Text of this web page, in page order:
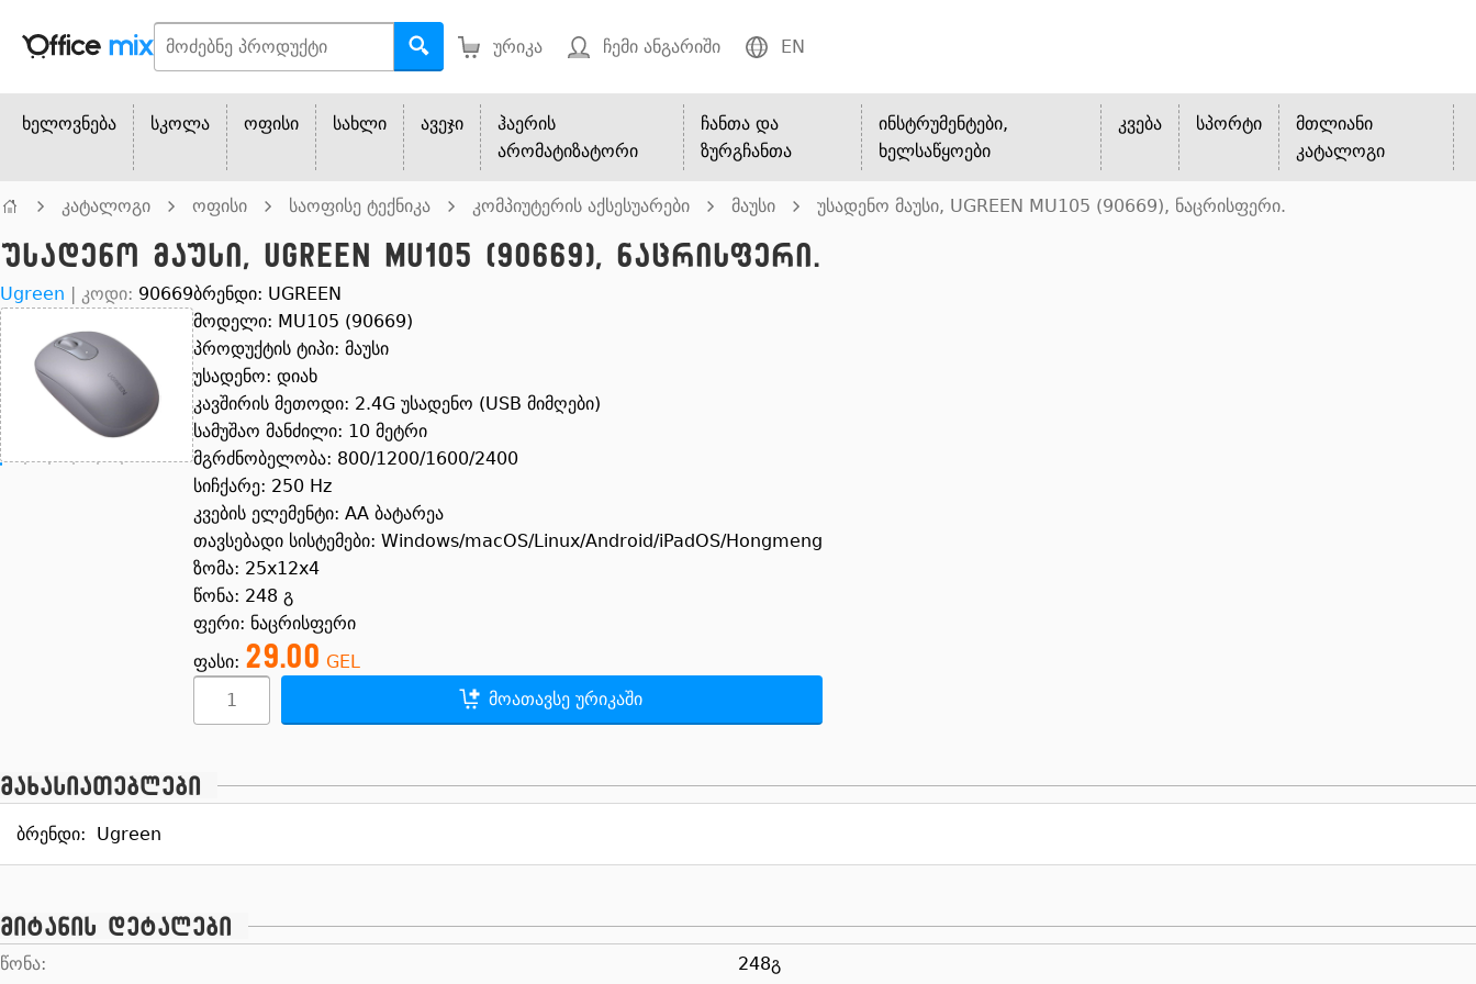
ურიკა ჩემი ანგარიში EN
ხელოვნება სკოლა ოფისი სახლი ავეჯი
ჰაერის
არომატიზატორი
ჩანთა და
ზურგჩანთა
ინსტრუმენტები,
ხელსაწყოები
კვება სპორტი
მთლიანი
კატალოგი
კატალოგი ოფისი საოფისე ტექნიკა კომპიუტერის აქსესუარები მაუსი უსადენო მაუსი, UGREEN MU105 (90669), ნაცრისფერი.
უსადენო მაუსი, UGREEN MU105 (90669), ნაცრისფერი.
Ugreen | კოდი: 90669ბრენდი: UGREEN
მოდელი: MU105 (90669)
პროდუქტის ტიპი: მაუსი
უსადენო: დიახ
კავშირის მეთოდი: 2.4G უსადენო (USB მიმღები)
სამუშაო მანძილი: 10 მეტრი
მგრძნობელობა: 800/1200/1600/2400
სიჩქარე: 250 Hz
კვების ელემენტი: AA ბატარეა
თავსებადი სისტემები: Windows/macOS/Linux/Android/iPadOS/Hongmeng
ზომა: 25x12x4
წონა: 248 გ
ფერი: ნაცრისფერი
ფასი: 29.00 GEL
მოათავსე ურიკაში
მახასიათებლები
ბრენდი: Ugreen
მიტანის დეტალები
წონა: 248გ